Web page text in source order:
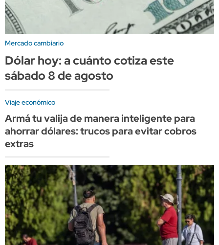
Mercado cambiario
Dólar hoy: a cuánto cotiza este
sábado 8 de agosto
Viaje económico
Armá tu valija de manera inteligente para
ahorrar dólares: trucos para evitar cobros
extras